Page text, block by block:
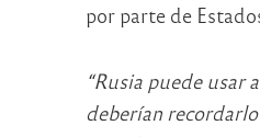
por parte de
“Rusia puede usar
deberían